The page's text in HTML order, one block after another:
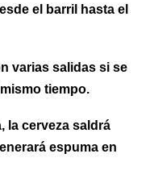
el barril hasta el
varias salidas si se
tiempo.
la cerveza saldrá
espuma en